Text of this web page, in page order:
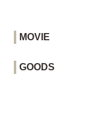
MOVIE
GOODS